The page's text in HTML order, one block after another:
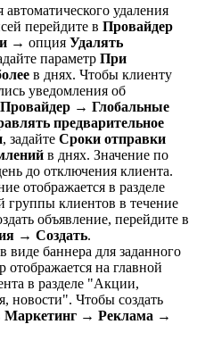
удаления
перейдите в Провайдер
→ опция Удалять
параметр При
в днях. Чтобы клиенту
уведомления об
Провайдер → Глобальные
предварительное
, задайте Сроки отправки
в днях. Значение по
до отключения клиента.
отображается в разделе
группы клиентов в течение
объявление, перейдите в
→ Создать.
баннера для заданного
отображается на главной
в разделе "Акции,
новости". Чтобы создать
Маркетинг → Реклама →